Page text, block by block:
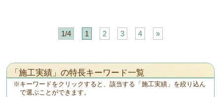
1/4 1 2 3 4 »
「施工実績」の特長キーワード一覧
キーワードをクリックすると、該当する「施工実績」を絞り込ん
で選ぶことができます。